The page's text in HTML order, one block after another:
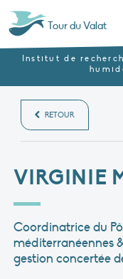
Tour du Valat
Institut de
RETOUR
VIRGINIE
Coordinatrice du
méditerranéennes
gestion concertée